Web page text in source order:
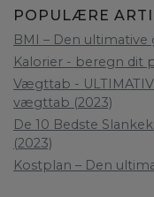
POPULÆRE
BMI – Den
Kalorier - beregn dit
Vægttab -
vægttab (2023)
De 10 Bedste
(2023)
Kostplan – Den